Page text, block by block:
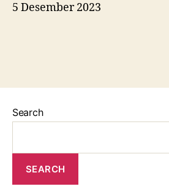
5 Desember 2023
Search
SEARCH